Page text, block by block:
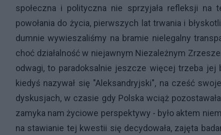
społeczna i polityczna nie sprzyjała refleksji
powołania do życia, pierwszych lat trwania i
dumnie wywieszaliśmy na bramie nielegalny
choć działalność w niejawnym Niezależnym
odwagi, to paradoksalnie jeszcze więcej trzeba jej
kiedyś nazywał się "Aleksandryjski", na cześć
dyskusjach, w czasie gdy Polska wciąż
zamyka nam życiowe perspektywy - było aktem
na stawianie tej kwestii się decydowała, zajęta